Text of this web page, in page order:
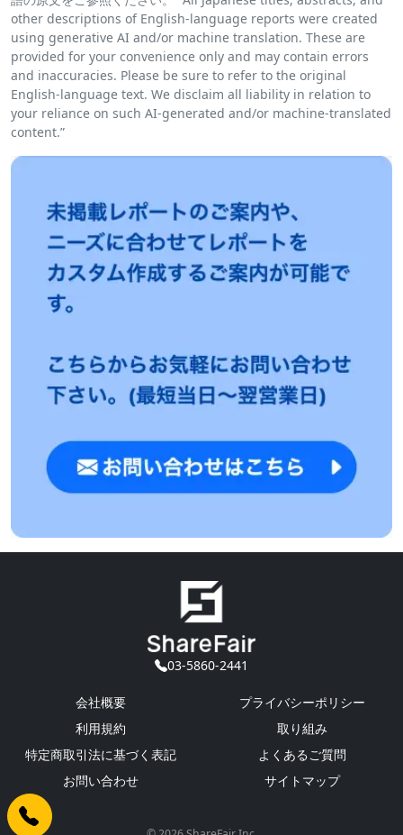
other descriptions of English-language reports were created
using generative AI and/or machine translation. These are
provided for your convenience only and may contain errors
and inaccuracies. Please be sure to refer to the original
English-language text. We disclaim all liability in relation to
your reliance on such AI-generated and/or machine-translated
content.”
03-5860-2441
会社概要
プライバシーポリシー
利用規約
取り組み
特定商取引法に基づく表記
よくあるご質問
お問い合わせ
サイトマップ